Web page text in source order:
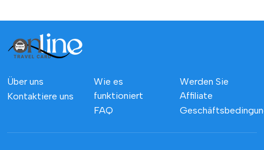
Über uns
Kontaktiere uns
Wie es
funktioniert
FAQ
Werden Sie
Affiliate